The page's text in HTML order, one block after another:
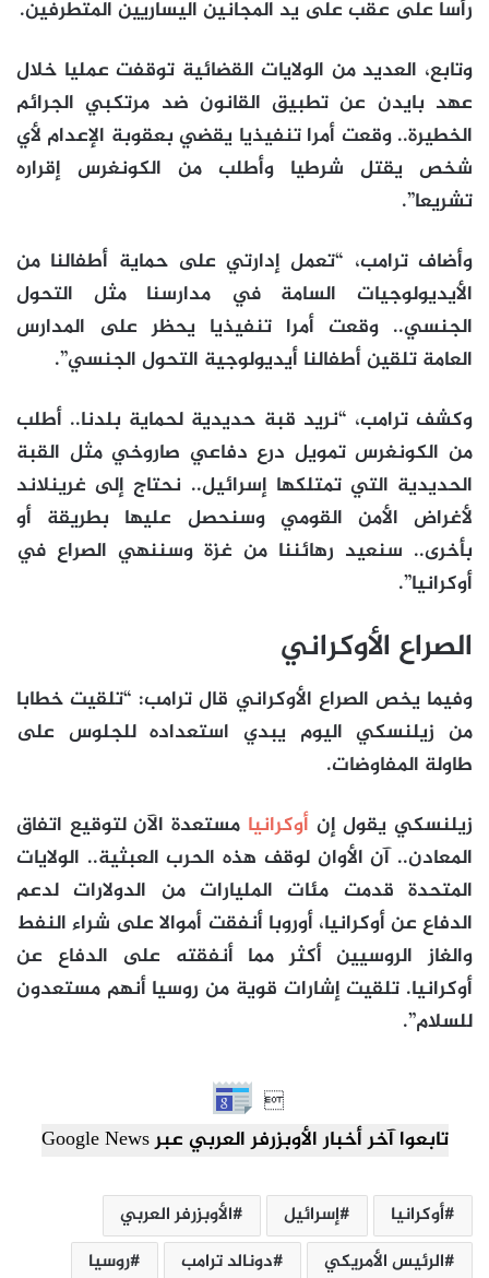
رأسا على عقب على يد المجانين اليساريين المتطرفين.
وتابع، العديد من الولايات القضائية توقفت عمليا خلال
عهد بايدن عن تطبيق القانون ضد مرتكبي الجرائم
الخطيرة.. وقعت أمرا تنفيذيا يقضي بعقوبة الإعدام لأي
شخص يقتل شرطيا وأطلب من الكونغرس إقراره
تشريعا”.
وأضاف ترامب، “تعمل إدارتي على حماية أطفالنا من
الأيديولوجيات السامة في مدارسنا مثل التحول
الجنسي.. وقعت أمرا تنفيذيا يحظر على المدارس
العامة تلقين أطفالنا أيديولوجية التحول الجنسي”.
وكشف ترامب، “نريد قبة حديدية لحماية بلدنا.. أطلب
من الكونغرس تمويل درع دفاعي صاروخي مثل القبة
الحديدية التي تمتلكها إسرائيل.. نحتاج إلى غرينلاند
لأغراض الأمن القومي وسنحصل عليها بطريقة أو
بأخرى.. سنعيد رهائننا من غزة وسننهي الصراع في
أوكرانيا”.
الصراع الأوكراني
وفيما يخص الصراع الأوكراني قال ترامب: “تلقيت خطابا
من زيلنسكي اليوم يبدي استعداده للجلوس على
طاولة المفاوضات.
زيلنسكي يقول إنأوكرانيا مستعدة الآن لتوقيع اتفاق
المعادن.. آن الأوان لوقف هذه الحرب العبثية.. الولايات
المتحدة قدمت مئات المليارات من الدولارات لدعم
الدفاع عن أوكرانيا، أوروبا أنفقت أموالا على شراء النفط
والغاز الروسيين أكثر مما أنفقته على الدفاع عن
أوكرانيا. تلقيت إشارات قوية من روسيا أنهم مستعدون
للسلام”.

تابعوا آخر أخبار الأوبزرفر العربي عبر Google News
أوكرانيا إسرائيل
الأوبزرفر العربي
الرئيس الأمريكي
دونالد ترامب روسيا